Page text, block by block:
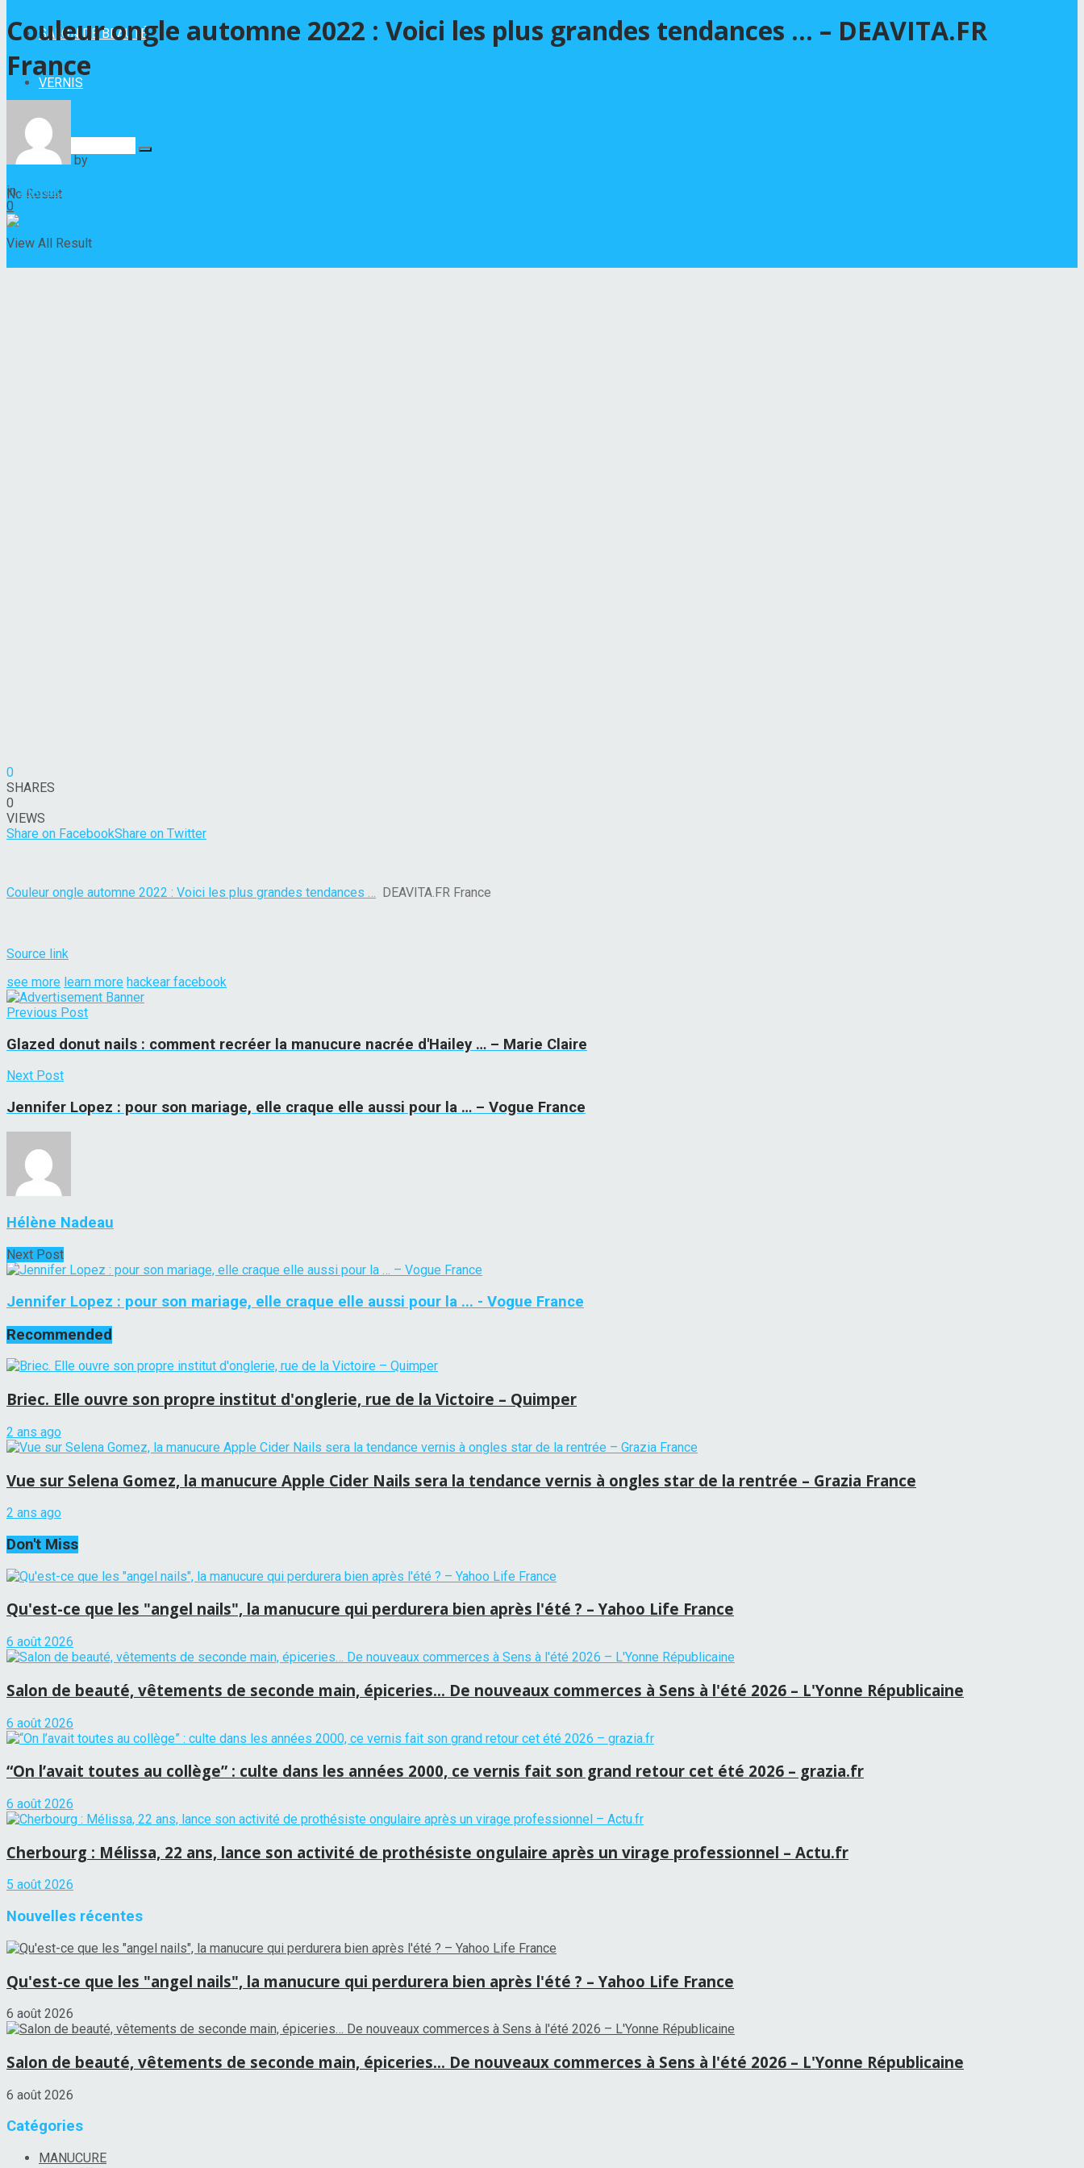
SALON DE BEAUTÉ
VERNIS
No Result
View All Result
Couleur ongle automne 2022 : Voici les plus grandes tendances … – DEAVITA.FR
France
by
in MANUCURE
0
0
SHARES
0
VIEWS
Share on FacebookShare on Twitter
Couleur ongle automne 2022 : Voici les plus grandes tendances … DEAVITA.FR France
Source link
see more learn more hackear facebook
Previous Post
Glazed donut nails : comment recréer la manucure nacrée d'Hailey … – Marie Claire
Next Post
Jennifer Lopez : pour son mariage, elle craque elle aussi pour la … – Vogue France
Hélène Nadeau
Next Post
Jennifer Lopez : pour son mariage, elle craque elle aussi pour la ... - Vogue France
Recommended
Briec. Elle ouvre son propre institut d'onglerie, rue de la Victoire – Quimper
2 ans ago
Vue sur Selena Gomez, la manucure Apple Cider Nails sera la tendance vernis à ongles star de la rentrée – Grazia France
2 ans ago
Don't Miss
Qu'est-ce que les "angel nails", la manucure qui perdurera bien après l'été ? – Yahoo Life France
6 août 2026
Salon de beauté, vêtements de seconde main, épiceries… De nouveaux commerces à Sens à l'été 2026 – L'Yonne Républicaine
6 août 2026
“On l’avait toutes au collège” : culte dans les années 2000, ce vernis fait son grand retour cet été 2026 – grazia.fr
6 août 2026
Cherbourg : Mélissa, 22 ans, lance son activité de prothésiste ongulaire après un virage professionnel – Actu.fr
5 août 2026
Nouvelles récentes
Qu'est-ce que les "angel nails", la manucure qui perdurera bien après l'été ? – Yahoo Life France
6 août 2026
Salon de beauté, vêtements de seconde main, épiceries… De nouveaux commerces à Sens à l'été 2026 – L'Yonne Républicaine
6 août 2026
Catégories
MANUCURE